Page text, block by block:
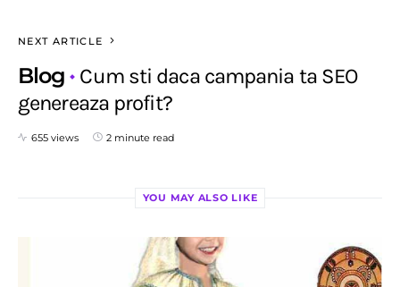
NEXT ARTICLE
Blog
Cum sti daca campania ta SEO
genereaza profit?
655 views 2 minute read
YOU MAY ALSO LIKE